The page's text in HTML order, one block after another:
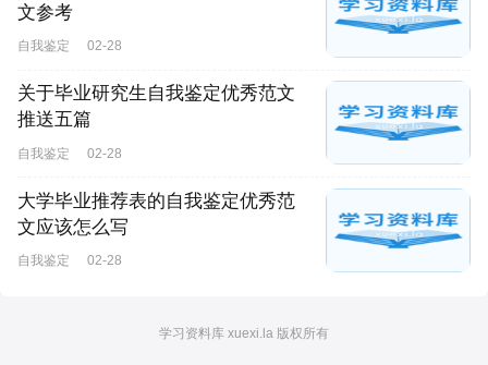
文参考
自我鉴定 02-28
关于毕业研究生自我鉴定优秀范文
推送五篇
自我鉴定 02-28
大学毕业推荐表的自我鉴定优秀范
文应该怎么写
自我鉴定 02-28
学习资料库 xuexi.la 版权所有